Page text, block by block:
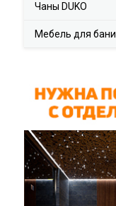
Чаны DUKO
Мебель для бани